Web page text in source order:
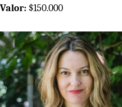
Valor: $150.000